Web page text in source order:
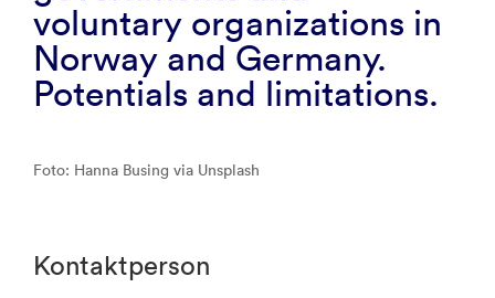
voluntary organizations in
Norway and Germany.
Potentials and limitations.
Foto: Hanna Busing via Unsplash
Kontaktperson